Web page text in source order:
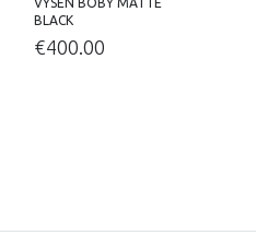
BLACK
€400.00